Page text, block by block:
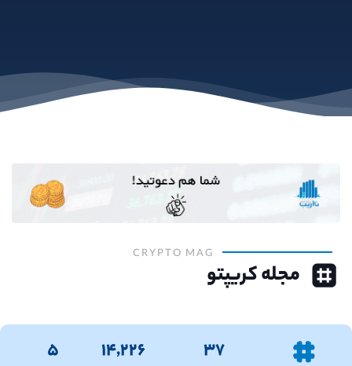
CRYPTO MAG
مجله کریپتو
۳۷ ۱۴,۲۲۶ ۵